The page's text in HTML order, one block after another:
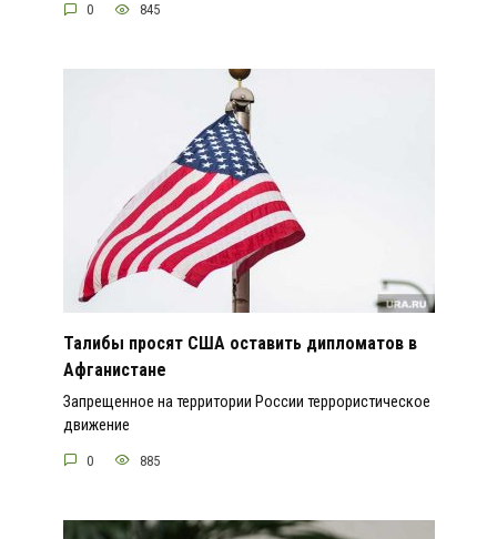
0 845
Талибы просят США оставить дипломатов в
Афганистане
Запрещенное на территории России террористическое
движение
0 885